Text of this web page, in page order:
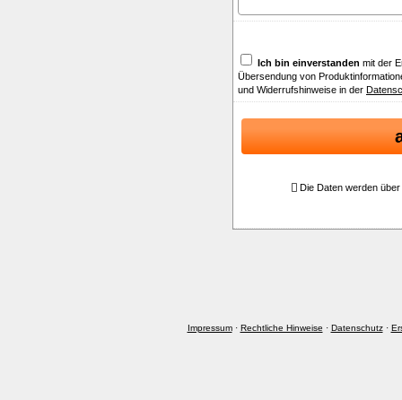
Ich bin einverstanden mit der
Übersendung von
und Widerrufshinweise in der
Die Daten werden
Impressum· Rechtliche Hinweise · Datenschutz·